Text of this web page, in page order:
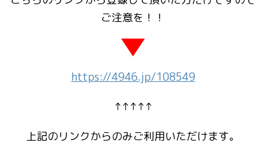
ご注意を！！
https://4946.jp/108549
↑↑↑↑↑
上記のリンクからのみご利用いただけます。